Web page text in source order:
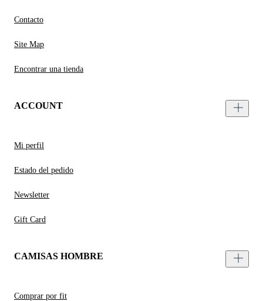
Contacto
Site Map
Encontrar una tienda
ACCOUNT
Mi perfil
Estado del pedido
Newsletter
Gift Card
CAMISAS HOMBRE
Comprar por fit